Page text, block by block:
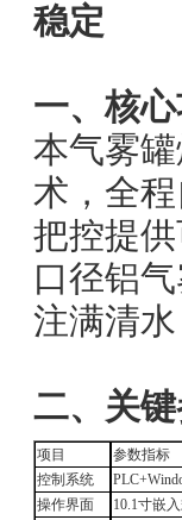
稳定
一、核
本气雾
术，全
把控提
口径铝
注满清
二、关
项目
参数指标
控制系统
操作界面
10.1寸嵌